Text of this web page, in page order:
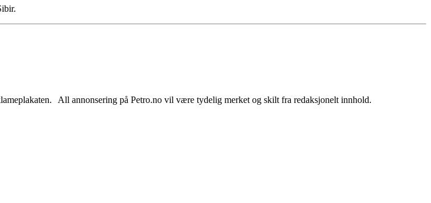
All annonsering på Petro.no vil være tydelig merket og skilt fra redaksjonelt innhold.